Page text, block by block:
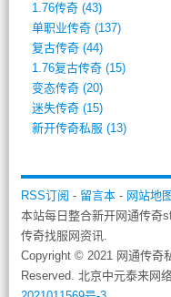
1.76传奇(43)
单职业传奇(137)
复古传奇(44)
1.76复古传奇(15)
变态传奇(20)
迷失传奇(15)
新开传奇私服 (13)
RSS订阅 - 留言本- 网站地图
本站每日整合新开网通传奇
传奇找服网资讯.
Copyright © 2021 网通传奇
Reserved. 北京中元泰来网